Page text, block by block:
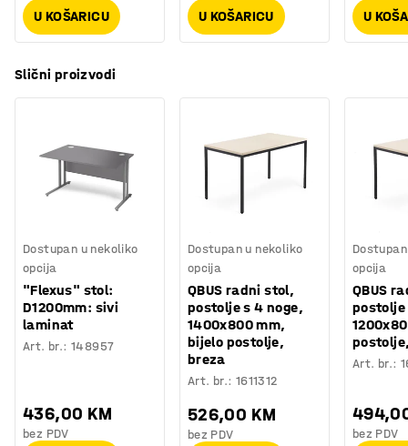
U KOŠARICU U KOŠARICU U
Slični proizvodi
Dostupan u nekoliko
opcija
"Flexus" stol:
D1200mm: sivi
laminat
Art. br.:148957
436,00 KM
bez PDV
Dostupan u nekoliko
opcija
QBUS radni stol,
postolje s 4 noge,
1400x800 mm,
bijelo postolje,
breza
Art. br.: 1611312
526,00 KM
bez PDV
opcija
QBUS
postolje
Art. br.:
bez PDV